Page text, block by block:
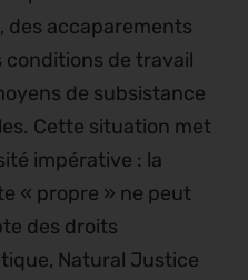
des accaparements
conditions de travail
de subsistance
Cette situation met
impérative : la
« propre » ne peut
des droits
Natural Justice